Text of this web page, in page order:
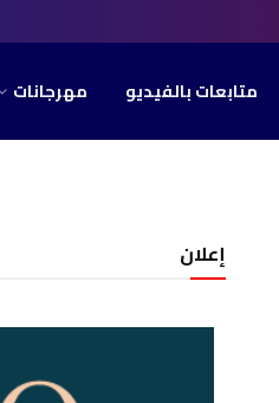
متابعات بالفيديو مهرجانات
إعلان